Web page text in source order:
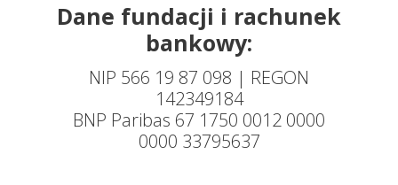
Dane fundacji i rachunek
bankowy:
NIP 566 19 87 098 | REGON
142349184
BNP Paribas 67 1750 0012 0000
0000 33795637